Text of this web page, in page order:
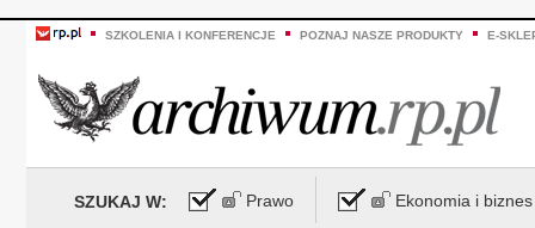
SZKOLENIA I KONFERENCJE POZNAJ NASZE PRODUKTY E-
SZUKAJ W: Prawo Ekonomia i biznes